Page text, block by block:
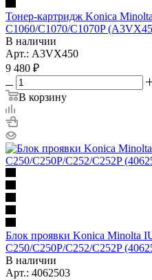
Тонер-картридж Konica
C1060/C1070/C1070P
В наличии
Арт.: A3VX450
9 480 ₽
В корзину
Блок проявки Konica Minolta
C250/C250P/C252/C252P
В наличии
Арт.: 4062503